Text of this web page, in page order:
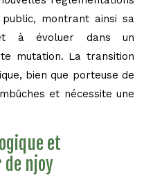
montrant ainsi sa
à évoluer dans un
mutation. La transition
bien que porteuse de
et nécessite une
et
njoy